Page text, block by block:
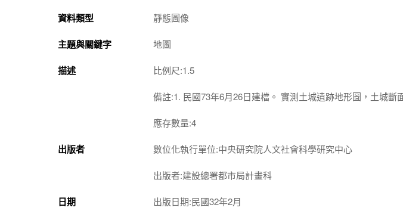
資料類型 靜態圖像
主題與關鍵字 地圖
描述 比例尺:1.5
備註:1. 民國73年6月26日建檔。 實測土城遺跡地形圖，土城斷
應存數量:4
出版者 數位化執行單位:中央研究院人文社會科學研究中心
出版者:建設總署都市局計畫科
日期 出版日期:民國32年2月